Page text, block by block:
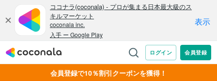
会員登録で10％割引クーポンを獲得！